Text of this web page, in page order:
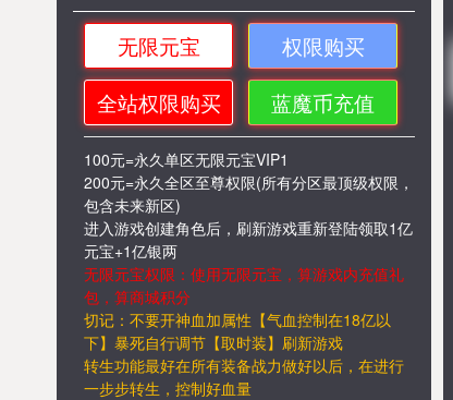
无限元宝
权限购买
全站权限购买
蓝魔币充值
100元=永久单区无限元宝VIP1
200元=永久全区至尊权限(所有分区最顶级权限，
包含未来新区)
进入游戏创建角色后，刷新游戏重新登陆领取1亿
元宝+1亿银两
无限元宝权限：使用无限元宝，算游戏内充值礼
包，算商城积分
切记：不要开神血加属性【气血控制在18亿以
下】暴死自行调节【取时装】刷新游戏
转生功能最好在所有装备战力做好以后，在进行
一步步转生，控制好血量